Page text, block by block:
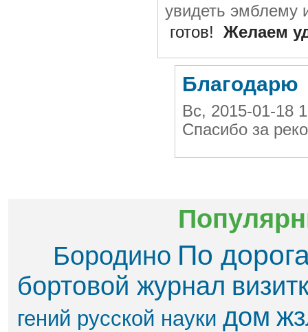
увидеть эмблему
готов! Желаем
Благодарю
Вс, 2015-01-18
Спасибо за
Бородино По
бортовой журнал
гений русской науки дом